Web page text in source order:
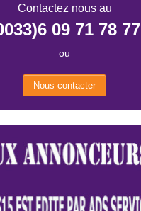
Contactez nous au
09 71 78 77
ou
Nous contacter